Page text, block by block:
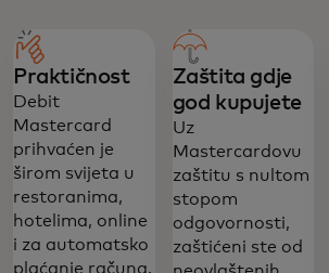
Praktičnost
Debit
Mastercard
prihvaćen je
širom svijeta u
restoranima,
hotelima, online
i za automatsko
plaćanje računa.
Zaštita gdje
god kupujete
Uz
Mastercardovu
zaštitu s nultom
stopom
odgovornosti,
zaštićeni ste od